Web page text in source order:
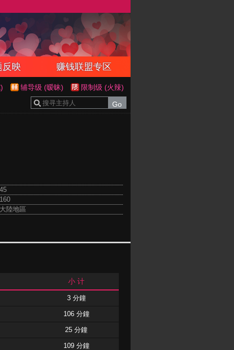
反映 赚钱联盟专区
辅导级 (暧昧)
限制级 (火辣)
陸地區
小 计
3 分鐘
106 分鐘
25 分鐘
109 分鐘